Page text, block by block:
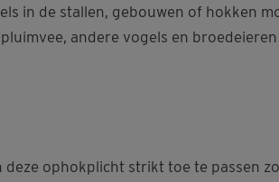
in de stallen, gebouwen of hokken
andere vogels en
ophokplicht strikt toe te passen